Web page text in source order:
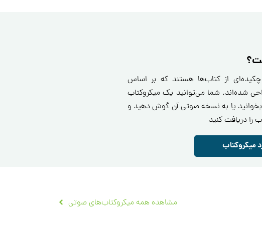
از کتاب‌ها هستند که بر اساس
شده‌اند. شما می‌توانید یک میکروکتاب
۵۰ دقیقه بخوانید یا به نسخه صوتی آن گوش دهید و
را دریافت کنید
میکروکتاب
مشاهده همه میکروکتاب‌های صوتی